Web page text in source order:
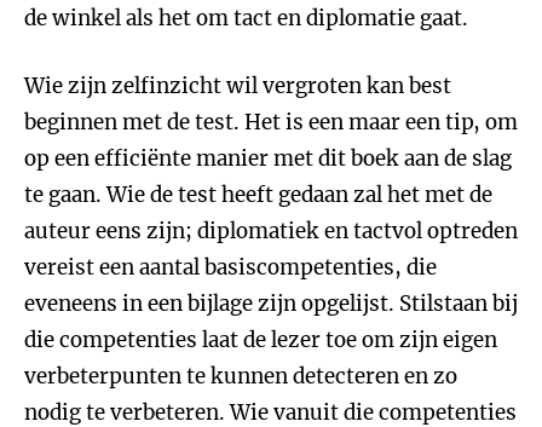
de winkel als het om tact en diplomatie gaat.
Wie zijn zelfinzicht wil vergroten kan best
beginnen met de test. Het is een maar een tip, om
op een efficiënte manier met dit boek aan de slag
te gaan. Wie de test heeft gedaan zal het met de
auteur eens zijn; diplomatiek en tactvol optreden
vereist een aantal basiscompetenties, die
eveneens in een bijlage zijn opgelijst. Stilstaan bij
die competenties laat de lezer toe om zijn eigen
verbeterpunten te kunnen detecteren en zo
nodig te verbeteren. Wie vanuit die competenties